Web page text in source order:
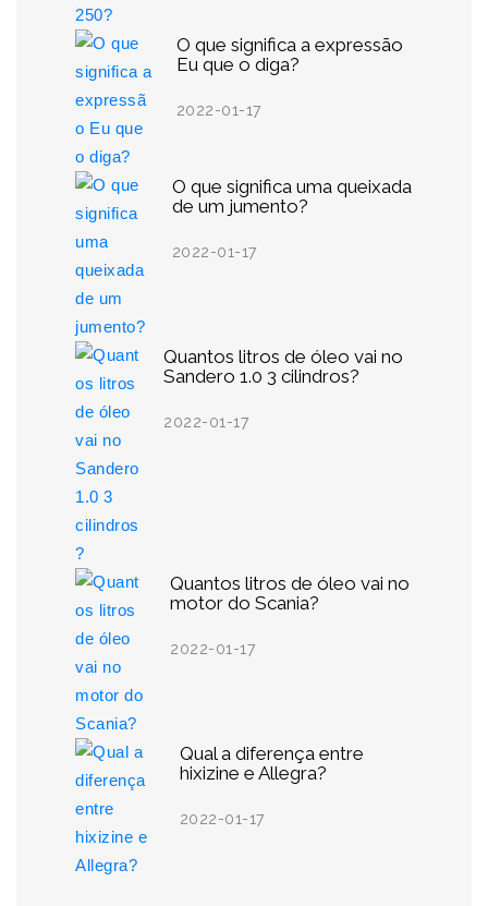
O que significa a expressão
Eu que o diga?
2022-01-17
O que significa uma queixada
de um jumento?
2022-01-17
Quantos litros de óleo vai no
Sandero 1.0 3 cilindros?
2022-01-17
Quantos litros de óleo vai no
motor do Scania?
2022-01-17
Qual a diferença entre
hixizine e Allegra?
2022-01-17